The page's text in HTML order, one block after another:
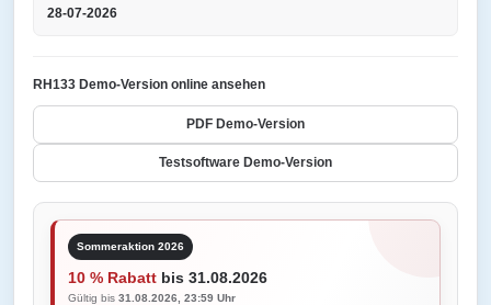
28-07-2026
RH133 Demo-Version online ansehen
PDF Demo-Version
Testsoftware Demo-Version
Sommeraktion 2026
10 % Rabatt bis 31.08.2026
Gültig bis 31.08.2026, 23:59 Uhr